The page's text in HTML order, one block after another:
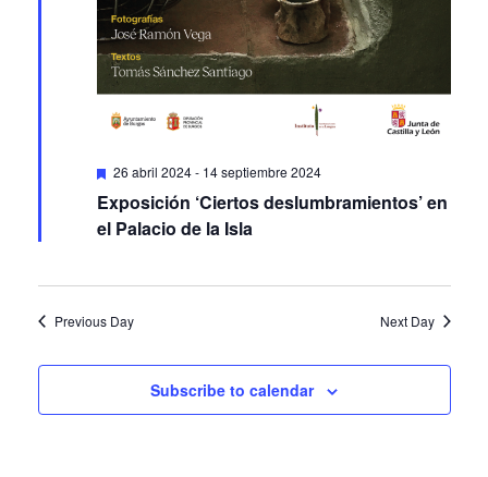
Featured
26 abril 2024- 14 septiembre 2024
Exposición ‘Ciertos deslumbramientos’ en
el Palacio de la Isla
Previous Day Next Day
Subscribe to calendar